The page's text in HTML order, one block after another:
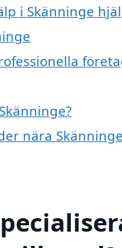
i Skänninge
nära Skänninge